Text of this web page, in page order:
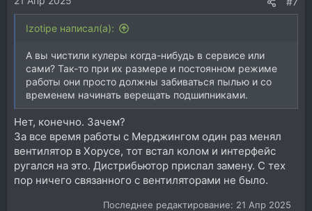
Izotipe написал(а):
А вы чистили кулеры когда-нибудь в сервисе или
сами? Так-то при их размере и постоянном режиме
работы они просто должны забиваться пылью и со
временем начинать верещать подшипниками.
Нет, конечно. Зачем?
За все время работы с Мерджингом один раз менял
вентилятор в Хорусе, тот встал колом и интерфейс
ругался на это. Дистрибьютор прислал замену. С тех
пор ничего связанного с вентиляторами не было.
Последнее редактирование: 21 Апр 2025